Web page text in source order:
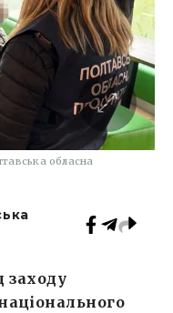
обласна
заходу